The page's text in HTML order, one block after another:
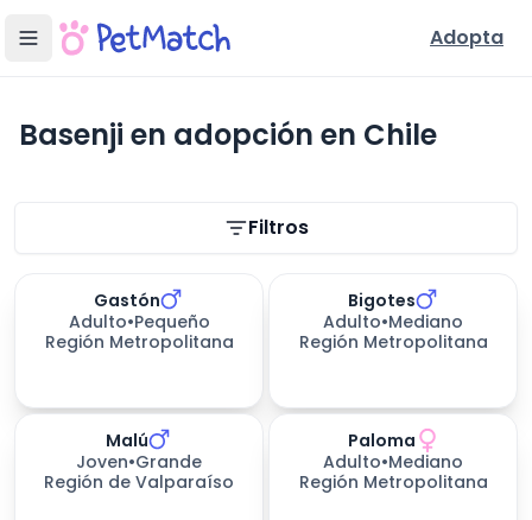
Adopta
Basenji en adopción en Chile
Filtros
Gastón
Adulto•Pequeño
Región Metropolitana
Bigotes
Adulto•Mediano
Región Metropolitana
Malú
Joven•Grande
Región de Valparaíso
Paloma
Adulto•Mediano
Región Metropolitana